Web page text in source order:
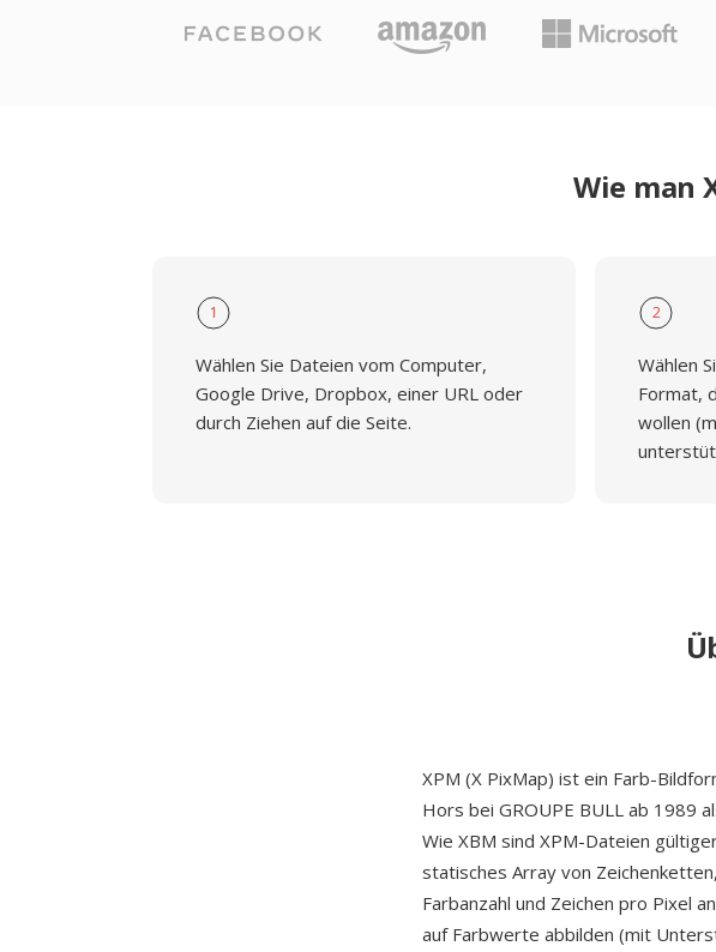
Wie man
1
Wählen Sie Dateien vom Computer,
Google Drive, Dropbox, einer URL oder
durch Ziehen auf die Seite.
2
Wählen
Format,
wollen
XPM (X PixMap) ist ein Farb-
Hors bei GROUPE BULL ab 1989
Wie XBM sind XPM-Dateien
statisches Array von
Farbanzahl und Zeichen pro Pixel
auf Farbwerte abbilden (mit